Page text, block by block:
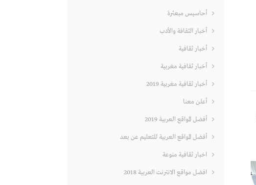
أحاسيس مبعثرة
أخبار الثقافة والأدب
أخبار ثقافية
أخبار ثقافية مغربية
أخبار ثقافية مغربية 2019
أعلن معنا
أفضل المواقع العربية 2019
أفضل المواقع العربية للتعليم عن بعد
اخبار ثقافية منوعة
افضل مواقع الانترنت العربية 2018